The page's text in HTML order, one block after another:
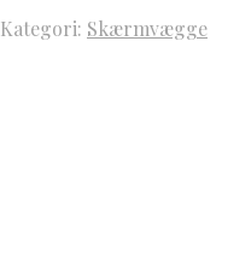
Kategori: Skærmvægge